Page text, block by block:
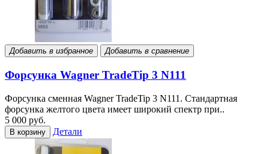
Добавить в избранное Добавить в сравнение
Форсунка Wagner TradeTip 3 N111
Форсунка сменная Wagner TradeTip 3 N111. Стандартная
форсунка желтого цвета имеет широкий спектр при..
5 000 руб.
В корзину Детали